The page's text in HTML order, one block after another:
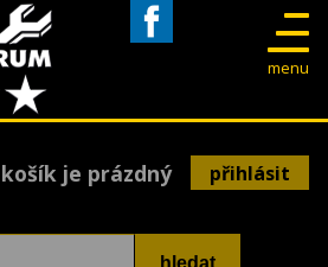
menu
košík je prázdný přihlásit